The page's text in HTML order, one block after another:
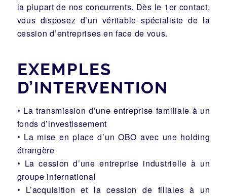
la plupart de nos concurrents. Dès le 1er contact,
vous disposez d’un véritable spécialiste de la
cession d’entreprises en face de vous.
EXEMPLES
D’INTERVENTION
• La transmission d’une entreprise familiale à un
fonds d’investissement
• La mise en place d’un OBO avec une holding
étrangère
• La cession d’une entreprise industrielle à un
groupe international
• L’acquisition et la cession de filiales à un